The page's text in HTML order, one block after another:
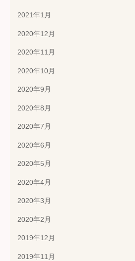
2021年1月
2020年12月
2020年11月
2020年10月
2020年9月
2020年8月
2020年7月
2020年6月
2020年5月
2020年4月
2020年3月
2020年2月
2019年12月
2019年11月